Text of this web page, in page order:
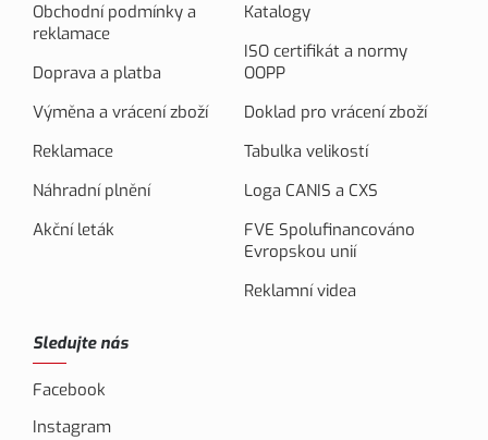
Obchodní podmínky a
reklamace
Doprava a platba
Výměna a vrácení zboží
Reklamace
Náhradní plnění
Akční leták
Katalogy
ISO certifikát a normy
OOPP
Doklad pro vrácení zboží
Tabulka velikostí
Loga CANIS a CXS
FVE Spolufinancováno
Evropskou unií
Reklamní videa
Sledujte nás
Facebook
Instagram